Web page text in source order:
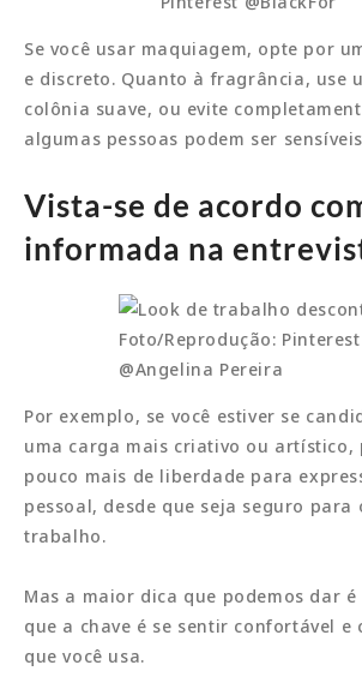
Se você usar maquiagem, opte por
e discreto. Quanto à fragrância, use
colônia suave, ou evite
algumas pessoas podem ser
Vista-se de acordo
informada na
Foto/Reprodução: Pinterest
@Angelina Pereira
Por exemplo, se você estiver se
uma carga mais criativo ou artístico,
pouco mais de liberdade para
pessoal, desde que seja seguro para
trabalho.
Mas a maior dica que podemos dar
que a chave é se sentir confortável e
que você usa.